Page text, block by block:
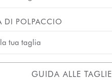
DI POLPACCIO
GUIDA ALLE TAGLIE